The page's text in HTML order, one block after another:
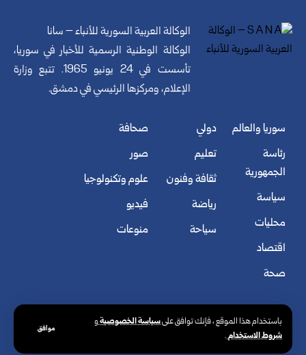
باستخدام هذا الموقع ، فإنك توافق علىسياسة الخصوصيةو
شروط الاستخدام.
موافق
الوكالة العربية السورية للأنباء – سانا
الوكالة الوطنية الرسمية للأخبار في سوريا،
تأسست في 24 يونيو 1965. تتبع وزارة
الإعلام، ومركزها الرئيسي في دمشق.
سوريا والعالم
رئاسة
الجمهورية
سياسة
محليات
اقتصاد
صحة
دولي
تعليم
ثقافة وفنون
رياضة
سياحة
صحافة
صور
علوم وتكنولوجيا
فيديو
منوعات
© الوكالة العربية السورية للأنباء. كافة الحقوق محفوظة.